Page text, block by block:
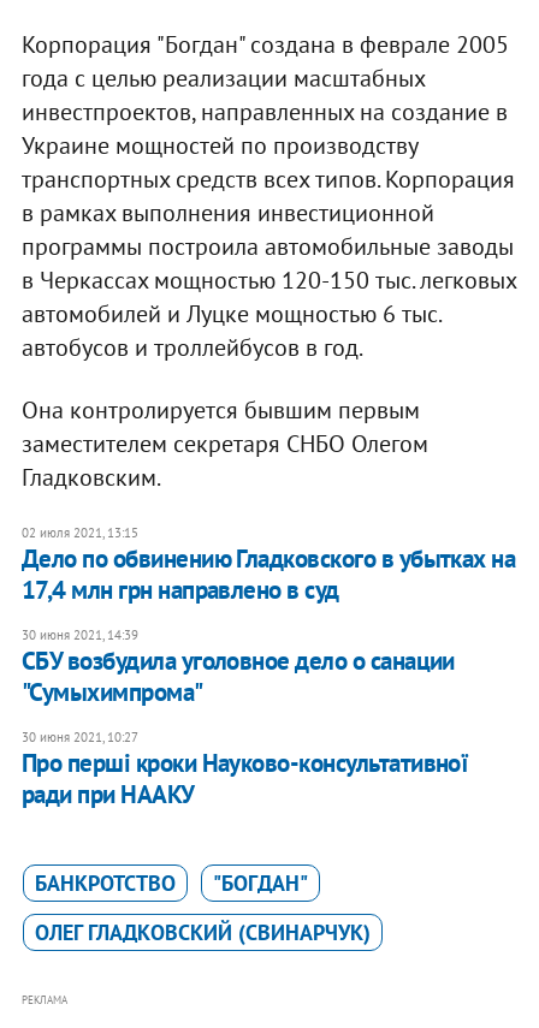
Корпорация "Богдан" создана в феврале 2005
года с целью реализации масштабных
инвестпроектов, направленных на создание в
Украине мощностей по производству
транспортных средств всех типов. Корпорация
в рамках выполнения инвестиционной
программы построила автомобильные заводы
в Черкассах мощностью 120-150 тыс. легковых
автомобилей и Луцке мощностью 6 тыс.
автобусов и троллейбусов в год.
Она контролируется бывшим первым
заместителем секретаря СНБО Олегом
Гладковским.
02 июля 2021, 13:15
Дело по обвинению Гладковского в убытках на
17,4 млн грн направлено в суд
30 июня 2021, 14:39
СБУ возбудила уголовное дело о санации
"Сумыхимпрома"
30 июня 2021, 10:27
Про перші кроки Науково-консультативної
ради при НААКУ
БАНКРОТСТВО
"БОГДАН"
ОЛЕГ ГЛАДКОВСКИЙ (СВИНАРЧУК)
РЕКЛАМА